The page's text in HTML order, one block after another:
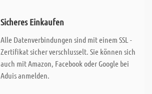
Sicheres Einkaufen
Alle Datenverbindungen sind mit einem SSL -
Zertifikat sicher verschlusselt. Sie können sich
auch mit Amazon, Facebook oder Google bei
Aduis anmelden.